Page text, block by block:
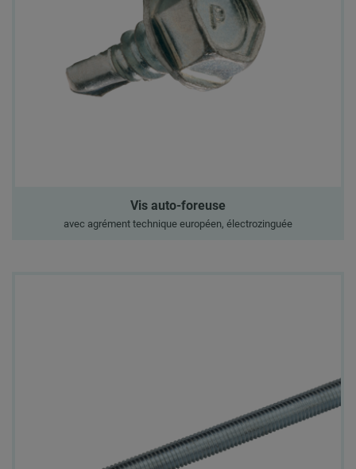
Vis auto-foreuse
avec agrément technique européen, électrozinguée